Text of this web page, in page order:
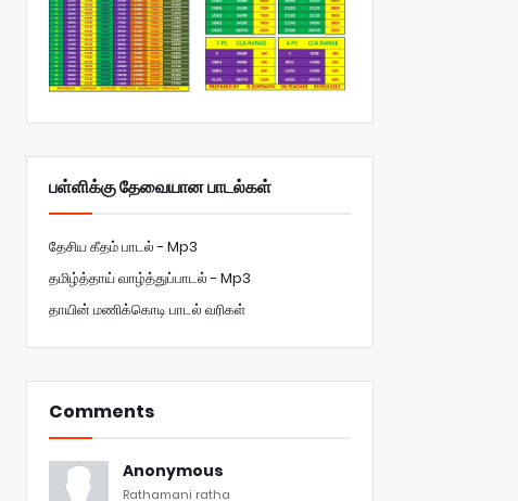
பள்ளிக்கு தேவையான பாடல்கள்
தேசிய கீதம் பாடல் - Mp3
தமிழ்த்தாய் வாழ்த்துப்பாடல் - Mp3
தாயின் மணிக்கொடி பாடல் வரிகள்
Comments
Anonymous
Rathamani ratha